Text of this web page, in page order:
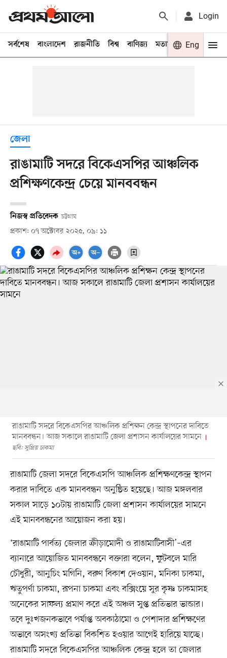
Login
সর্বশেষ বাংলাদেশ রাজনীতি বিশ্ব বাণিজ্য মতামত খেলা
Eng
জেলা
রাঙামাটি সদরে বিকেএসপির আঞ্চলিক
প্রশিক্ষণকেন্দ্র চেয়ে মানববন্ধন
নিজস্ব প্রতিবেদক চট্টগ্রাম
প্রকাশ: ০৭ অক্টোবর ২০২৫, ০৯: ১১
রাঙামাটি সদরে বিকেএসপির আঞ্চলিক প্রশিক্ষন কেন্দ্র স্থাপনের দাবিতে
মানববন্ধন। আজ সকালে রাঙামাটি জেলা প্রশাসন কার্যালয়ের সামনে
ছবি: সুপ্রিয় চাকমা
রাঙামাটি জেলা সদরে বিকেএসপি আঞ্চলিক প্রশিক্ষণকেন্দ্র স্থাপন
করার দাবিতে এক মানববন্ধন অনুষ্ঠিত হয়েছে। আজ মঙ্গলবার
সকাল সাড়ে ১০টায় রাঙামাটি জেলা প্রশাসন কার্যালয়ের সামনে
এই মানববন্ধনের আয়োজন করা হয়।
‘রাঙামাটি পার্বত্য জেলার ক্রীড়ামোদী ও রাঙামাটিবাসী’–এর
ব্যানারে আয়োজিত মানববন্ধনে বক্তারা বলেন, ফুটবলে মারি
চৌধুরী, আনুচিং মগিনি, বরুণ বিকাশ দেওয়ান, মনিকা চাকমা,
ঋতুপর্ণা চাকমা, রূপনা চাকমা এবং বক্সিংয়ে সুর কৃষ্ণ চাকমাসহ
অনেকের সাফল্য প্রমাণ করে এই অঞ্চল সুপ্ত প্রতিভার ভান্ডার।
তবে দুঃখজনকভাবে পর্যাপ্ত অবকাঠামো ও পেশাদার প্রশিক্ষণের
অভাবে অসংখ্য প্রতিভা বিকশিত হওয়ার আগেই হারিয়ে যাচ্ছে।
রাঙামাটি সদরে বিকেএসপির আঞ্চলিক কেন্দ্র হলে তা জেলার